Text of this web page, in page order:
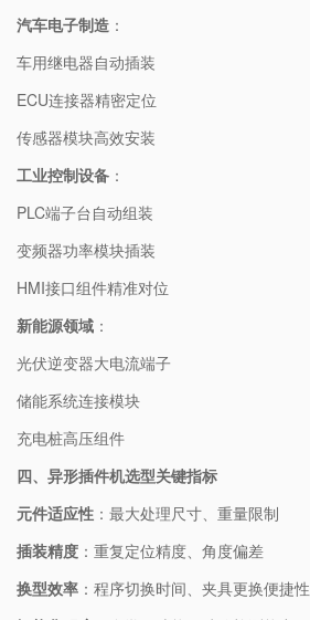
汽车电子制造 ：
车用继电器自动插装
ECU连接器精密定位
传感器模块高效安装
工业控制设备 ：
PLC端子台自动组装
变频器功率模块插装
HMI接口组件精准对位
新能源领域 ：
光伏逆变器大电流端子
储能系统连接模块
充电桩高压组件
四、异形插件机选型关键指标
元件适应性 ：最大处理尺寸、重量限制
插装精度 ：重复定位精度、角度偏差
换型效率 ：程序切换时间、夹具更换便捷性